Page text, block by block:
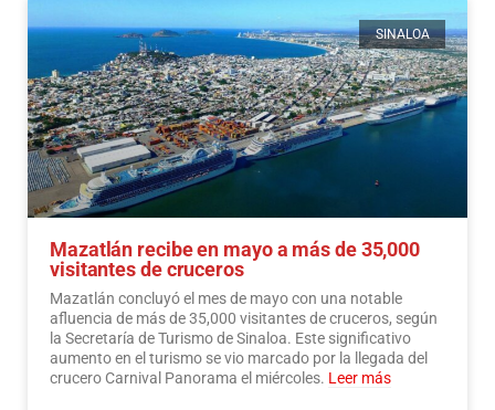
SINALOA
Mazatlán recibe en mayo a más de 35,000
visitantes de cruceros
Mazatlán concluyó el mes de mayo con una notable
afluencia de más de 35,000 visitantes de cruceros, según
la Secretaría de Turismo de Sinaloa. Este significativo
aumento en el turismo se vio marcado por la llegada del
crucero Carnival Panorama el miércoles. Leer más